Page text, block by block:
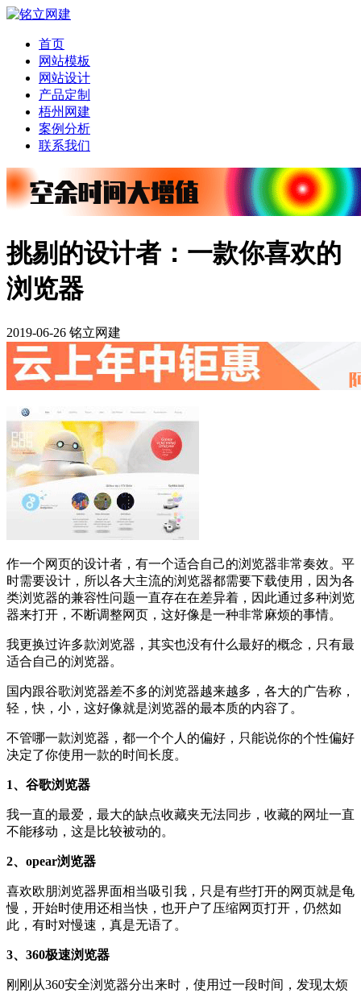
首页
网站模板
网站设计
产品定制
梧州网建
案例分析
联系我们
挑剔的设计者：一款你喜欢的
浏览器
2019-06-26 铭立网建
作一个网页的设计者，有一个适合自己的浏览器非常奏效。平
时需要设计，所以各大主流的浏览器都需要下载使用，因为各
类浏览器的兼容性问题一直存在在差异着，因此通过多种浏览
器来打开，不断调整网页，这好像是一种非常麻烦的事情。
我更换过许多款浏览器，其实也没有什么最好的概念，只有最
适合自己的浏览器。
国内跟谷歌浏览器差不多的浏览器越来越多，各大的广告称，
轻，快，小，这好像就是浏览器的最本质的内容了。
不管哪一款浏览器，都一个个人的偏好，只能说你的个性偏好
决定了你使用一款的时间长度。
1、谷歌浏览器
我一直的最爱，最大的缺点收藏夹无法同步，收藏的网址一直
不能移动，这是比较被动的。
2、opear浏览器
喜欢欧朋浏览器界面相当吸引我，只是有些打开的网页就是龟
慢，开始时使用还相当快，也开户了压缩网页打开，仍然如
此，有时对慢速，真是无语了。
3、360极速浏览器
刚刚从360安全浏览器分出来时，使用过一段时间，发现太烦